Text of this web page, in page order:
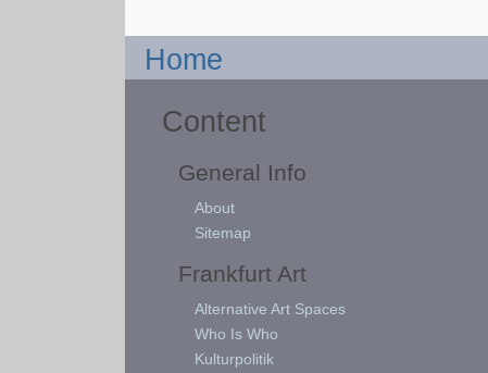
Home
Content
General Info
About
Sitemap
Frankfurt Art
Alternative Art Spaces
Who Is Who
Kulturpolitik